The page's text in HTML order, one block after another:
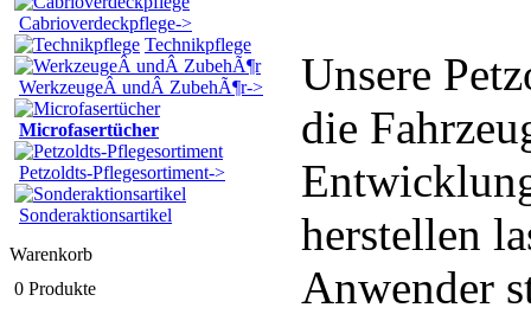
Cabrioverdeckpflege->
Technikpflege
WerkzeugeÂ undÂ ZubehÃ¶r->
Microfasertücher
Petzoldts-Pflegesortiment->
Sonderaktionsartikel
Warenkorb
0 Produkte
Unsere
die
herstellen
Anwender